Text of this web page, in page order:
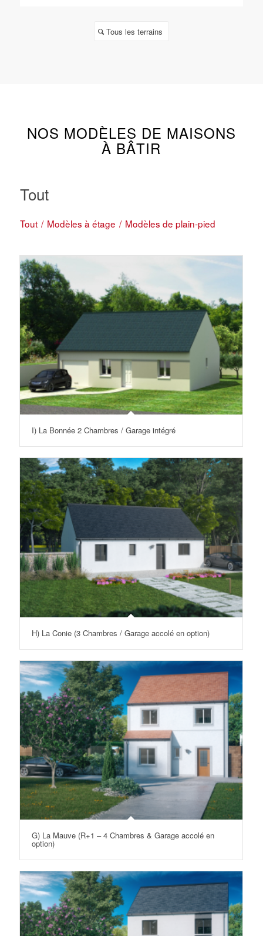
Tous les terrains
NOS MODÈLES DE MAISONS
À BÂTIR
Tout
Tout / Modèles à étage / Modèles de plain-pied
I) La Bonnée 2 Chambres / Garage intégré
H) La Conie (3 Chambres / Garage accolé en option)
G) La Mauve (R+1 – 4 Chambres & Garage accolé en
option)